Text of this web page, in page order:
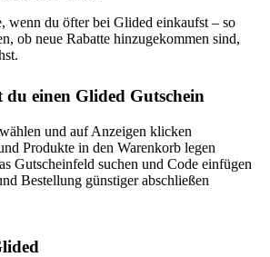
wenn du öfter bei Glided einkaufst – so
ob neue Rabatte hinzugekommen sind,
du einen Glided Gutschein
und auf Anzeigen klicken
Produkte in den Warenkorb legen
Gutscheinfeld suchen und Code einfügen
Bestellung günstiger abschließen